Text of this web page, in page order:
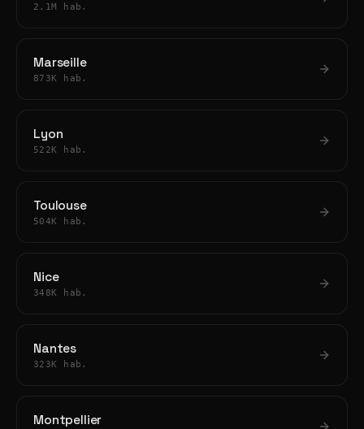
2.1M hab.
Marseille
873K hab.
Lyon
522K hab.
Toulouse
504K hab.
Nice
348K hab.
Nantes
323K hab.
Montpellier